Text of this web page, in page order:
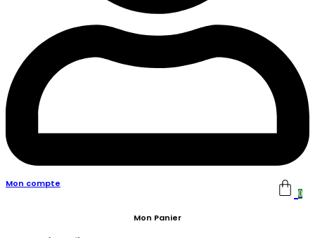
Mon compte
0
Mon Panier